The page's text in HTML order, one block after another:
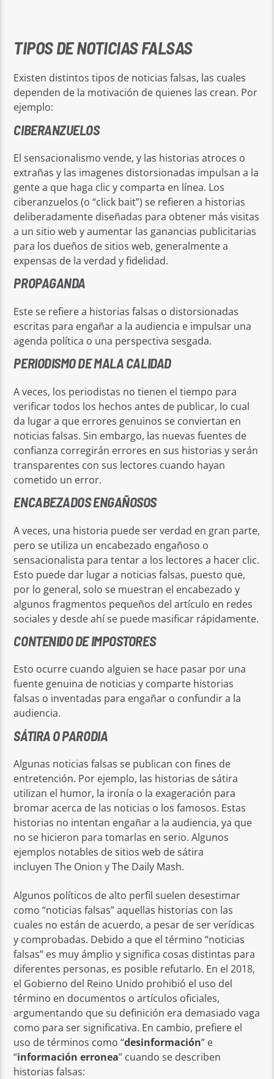
TIPOS DE NOTICIAS FALSAS
Existen distintos tipos de noticias falsas, las cuales
dependen de la motivación de quienes las crean. Por
ejemplo:
CIBERANZUELOS
El sensacionalismo vende, y las historias atroces o
extrañas y las imagenes distorsionadas impulsan a la
gente a que haga clic y comparta en línea. Los
ciberanzuelos (o “click bait”) se refieren a historias
deliberadamente diseñadas para obtener más visitas
a un sitio web y aumentar las ganancias publicitarias
para los dueños de sitios web, generalmente a
expensas de la verdad y fidelidad.
PROPAGANDA
Este se refiere a historias falsas o distorsionadas
escritas para engañar a la audiencia e impulsar una
agenda política o una perspectiva sesgada.
PERIODISMO DE MALA CALIDAD
A veces, los periodistas no tienen el tiempo para
verificar todos los hechos antes de publicar, lo cual
da lugar a que errores genuinos se conviertan en
noticias falsas. Sin embargo, las nuevas fuentes de
confianza corregirán errores en sus historias y serán
transparentes con sus lectores cuando hayan
cometido un error.
ENCABEZADOS ENGAÑOSOS
A veces, una historia puede ser verdad en gran parte,
pero se utiliza un encabezado engañoso o
sensacionalista para tentar a los lectores a hacer clic.
Esto puede dar lugar a noticias falsas, puesto que,
por lo general, solo se muestran el encabezado y
algunos fragmentos pequeños del artículo en redes
sociales y desde ahí se puede masificar rápidamente.
CONTENIDO DE IMPOSTORES
Esto ocurre cuando alguien se hace pasar por una
fuente genuina de noticias y comparte historias
falsas o inventadas para engañar o confundir a la
audiencia.
SÁTIRA O PARODIA
Algunas noticias falsas se publican con fines de
entretención. Por ejemplo, las historias de sátira
utilizan el humor, la ironía o la exageración para
bromar acerca de las noticias o los famosos. Estas
historias no intentan engañar a la audiencia, ya que
no se hicieron para tomarlas en serio. Algunos
ejemplos notables de sitios web de sátira
incluyen The Onion y The Daily Mash.
Algunos políticos de alto perfil suelen desestimar
como “noticias falsas” aquellas historias con las
cuales no están de acuerdo, a pesar de ser verídicas
y comprobadas. Debido a que el término “noticias
falsas” es muy ámplio y significa cosas distintas para
diferentes personas, es posible refutarlo. En el 2018,
el Gobierno del Reino Unido prohibió el uso del
término en documentos o artículos oficiales,
argumentando que su definición era demasiado vaga
como para ser significativa. En cambio, prefiere el
uso de términos como “desinformación” e
“información erronea” cuando se describen
historias falsas: